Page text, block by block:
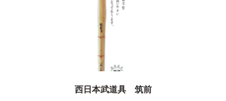
西日本武道具 筑前